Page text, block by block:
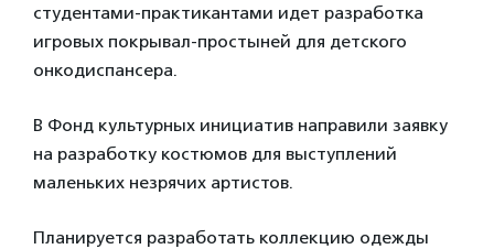
студентами-практикантами идет разработка
игровых покрывал-простыней для детского
онкодиспансера.
В Фонд культурных инициатив направили заявку
на разработку костюмов для выступлений
маленьких незрячих артистов.
Планируется разработать коллекцию одежды